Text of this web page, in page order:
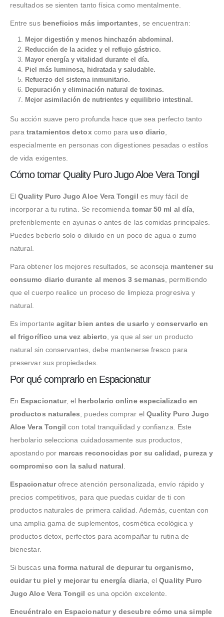
resultados se sienten tanto física como mentalmente.
Entre sus beneficios más importantes , se encuentran:
Mejor digestión y menos hinchazón abdominal.
Reducción de la acidez y el reflujo gástrico.
Mayor energía y vitalidad durante el día.
Piel más luminosa, hidratada y saludable.
Refuerzo del sistema inmunitario.
Depuración y eliminación natural de toxinas.
Mejor asimilación de nutrientes y equilibrio intestinal.
Su acción suave pero profunda hace que sea perfecto tanto
paratratamientos detoxcomo para uso diario
especialmente en personas con digestiones pesadas o estilos
de vida exigentes.
Cómo tomar Quality Puro Jugo Aloe Vera Tongil
ElQuality Puro Jugo Aloe Vera Tongil es muy fácil de
incorporar a tu rutina. Se recomienda tomar 50 ml al día,
preferiblemente en ayunas o antes de las comidas principales.
Puedes beberlo solo o diluido en un poco de agua o zumo
natural.
Para obtener los mejores resultados, se aconseja mantener su
consumo diario durante al menos 3 semanas , permitiendo
que el cuerpo realice un proceso de limpieza progresiva y
natural.
Es importante agitar bien antes de usarlo yconservarlo en
el frigorífico una vez abierto , ya que al ser un producto
natural sin conservantes, debe mantenerse fresco para
preservar sus propiedades.
Por qué comprarlo en Espacionatur
En Espacionatur, el herbolario online especializado en
productos naturales , puedes comprar el Quality Puro Jugo
Aloe Vera Tongil con total tranquilidad y confianza. Este
herbolario selecciona cuidadosamente sus productos,
apostando por marcas reconocidas por su calidad, pureza y
compromiso con la salud natural
Espacionaturofrece atención personalizada, envío rápido y
precios competitivos, para que puedas cuidar de ti con
productos naturales de primera calidad. Además, cuentan con
una amplia gama de suplementos, cosmética ecológica y
productos detox, perfectos para acompañar tu rutina de
bienestar.
Si buscas una forma natural de depurar tu organismo,
cuidar tu piel y mejorar tu energía diaria, elQuality Puro
Jugo Aloe Vera Tongil es una opción excelente.
Encuéntralo en Espacionatur y descubre cómo una simple